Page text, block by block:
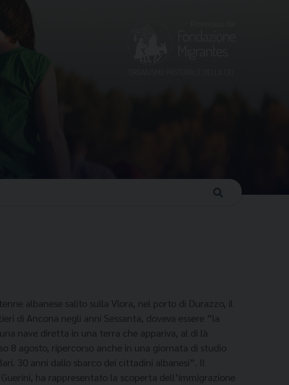
albanese salito sulla Vlora, nel porto di Durazzo, il
di Ancona negli anni Sessanta, doveva essere “la
nave diretta in una terra che appariva, al di là
8 agosto, ripercorso anche in una giornata di studio
30 anni dallo sbarco dei cittadini albanesi”. Il
ha rappresentato la scoperta dell’immigrazione